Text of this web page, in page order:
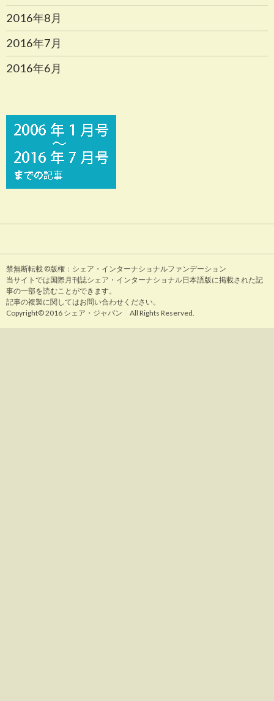
2016年8月
2016年7月
2016年6月
禁無断転載 ©版権：シェア・インターナショナルファンデーション
当サイトでは国際月刊誌シェア・インターナショナル日本語版に掲載された記
事の一部を読むことができます。
記事の複製に関してはお問い合わせください。
Copyright© 2016 シェア・ジャパン All Rights Reserved.